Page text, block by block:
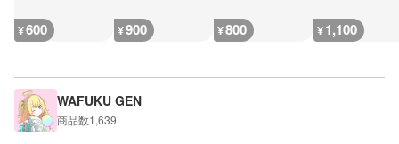
¥600 ¥900 ¥800 ¥1,100
WAFUKU GEN
商品数1,639